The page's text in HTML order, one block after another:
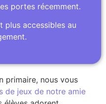
portes récemment.
plus accessibles au
primaire, nous vous
de jeux de notre amie